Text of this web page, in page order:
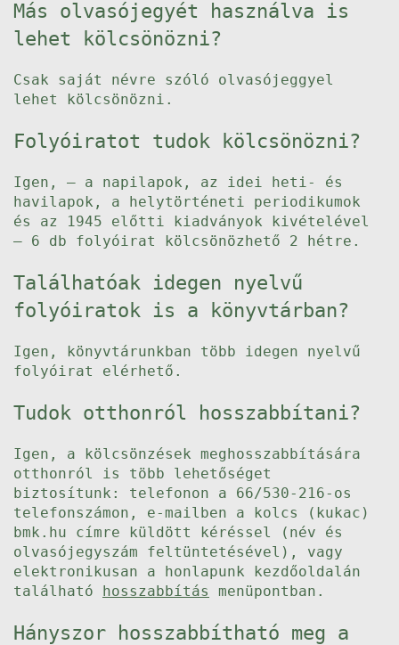
Más olvasójegyét használva is
lehet kölcsönözni?
Csak saját névre szóló olvasójeggyel
lehet kölcsönözni.
Folyóiratot tudok kölcsönözni?
Igen, – a napilapok, az idei heti- és
havilapok, a helytörténeti periodikumok
és az 1945 előtti kiadványok kivételével
– 6 db folyóirat kölcsönözhető 2 hétre.
Találhatóak idegen nyelvű
folyóiratok is a könyvtárban?
Igen, könyvtárunkban több idegen nyelvű
folyóirat elérhető.
Tudok otthonról hosszabbítani?
Igen, a kölcsönzések meghosszabbítására
otthonról is több lehetőséget
biztosítunk: telefonon a 66/530-216-os
telefonszámon, e-mailben a kolcs (kukac)
bmk.hu címre küldött kéréssel (név és
olvasójegyszám feltüntetésével), vagy
elektronikusan a honlapunk kezdőoldalán
található hosszabbítás menüpontban.
Hányszor hosszabbítható meg a